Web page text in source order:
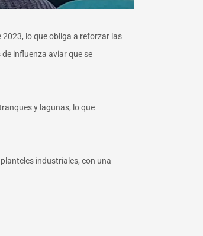
lo que obliga a reforzar las
influenza aviar que se
y lagunas, lo que
industriales, con una